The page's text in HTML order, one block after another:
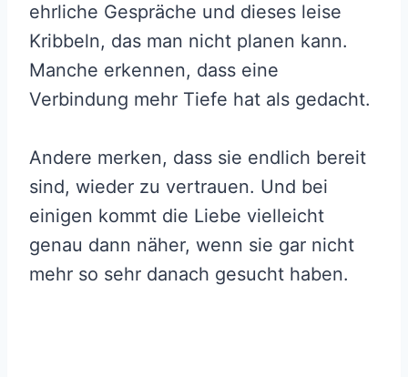
ehrliche Gespräche und dieses leise
Kribbeln, das man nicht planen kann.
Manche erkennen, dass eine
Verbindung mehr Tiefe hat als gedacht.
Andere merken, dass sie endlich bereit
sind, wieder zu vertrauen. Und bei
einigen kommt die Liebe vielleicht
genau dann näher, wenn sie gar nicht
mehr so sehr danach gesucht haben.